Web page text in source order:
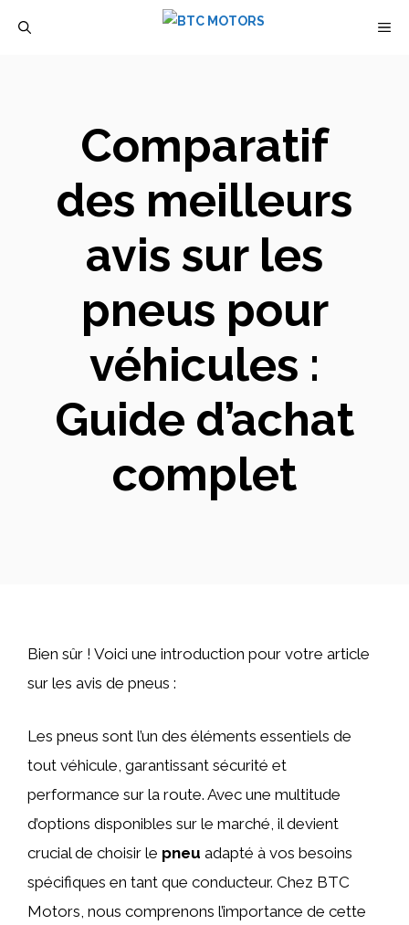
Comparatif
des meilleurs
avis sur les
pneus pour
véhicules :
Guide d’achat
complet
Bien sûr ! Voici une introduction pour votre article
sur les avis de pneus :
Les pneus sont l’un des éléments essentiels de
tout véhicule, garantissant sécurité et
performance sur la route. Avec une multitude
d’options disponibles sur le marché, il devient
crucial de choisir le pneu adapté à vos besoins
spécifiques en tant que conducteur. Chez BTC
Motors, nous comprenons l’importance de cette